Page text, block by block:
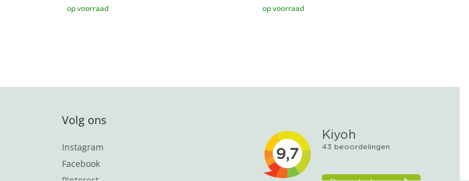
Volg ons
Instagram
Facebook